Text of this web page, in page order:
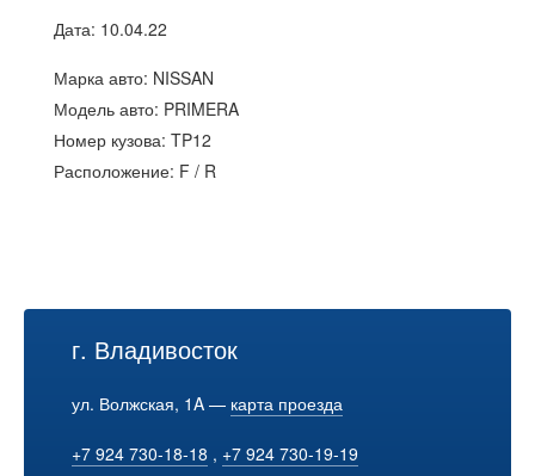
Дата: 10.04.22
Марка авто: NISSAN
Модель авто: PRIMERA
Номер кузова: TP12
Расположение: F / R
г. Владивосток
ул. Волжская, 1A — карта проезда
+7 924 730-18-18 , +7 924 730-19-19